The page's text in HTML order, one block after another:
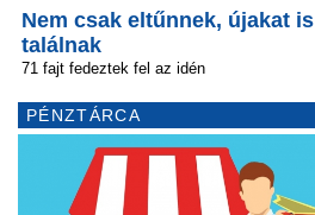
Nem csak eltűnnek, újakat is
találnak
71 fajt fedeztek fel az idén
PÉNZTÁRCA